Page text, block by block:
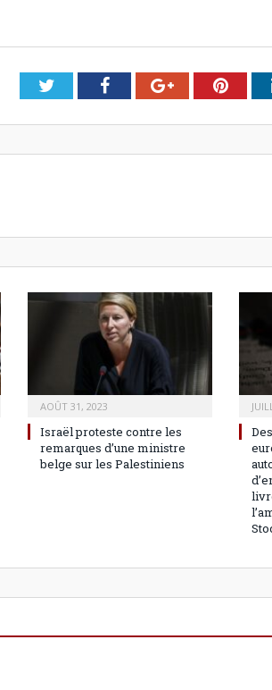
TwitterFacebookGoogle+
AOÛT 31, 2023
Israël proteste contre les
remarques d’une ministre
belge sur les Palestiniens